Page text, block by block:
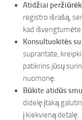
Atidžiai
registro išrašą,
kad
Konsultuokitės
suprantate,
patikrins jūsų
nuomonę.
Būkite atidūs
didelę įtaką
į kiekvieną detalę.